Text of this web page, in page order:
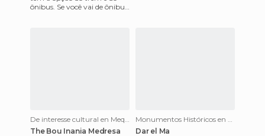
ônibus. Se você vai de ônibus,
De interesse cultural en Mequínez
The Bou Inania Medresa
Monumentos Históricos en Mequínez
Dar el Ma